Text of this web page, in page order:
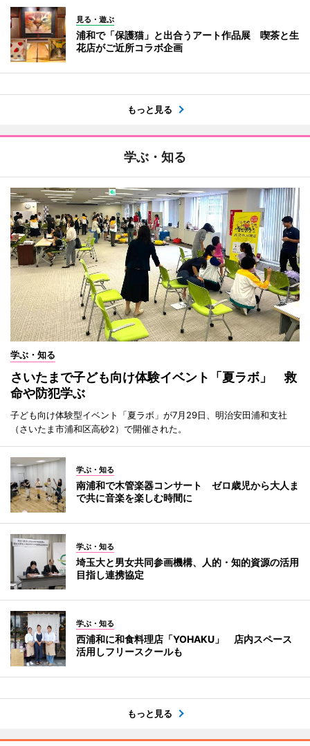
見る・遊ぶ
浦和で「保護猫」と出合うアート作品展 喫茶と生
花店がご近所コラボ企画
もっと見る
学ぶ・知る
学ぶ・知る
さいたまで子ども向け体験イベント「夏ラボ」 救
命や防犯学ぶ
子ども向け体験型イベント「夏ラボ」が7月29日、明治安田浦和支社
（さいたま市浦和区高砂2）で開催された。
学ぶ・知る
南浦和で木管楽器コンサート ゼロ歳児から大人ま
で共に音楽を楽しむ時間に
学ぶ・知る
埼玉大と男女共同参画機構、人的・知的資源の活用
目指し連携協定
学ぶ・知る
西浦和に和食料理店「YOHAKU」 店内スペース
活用しフリースクールも
もっと見る